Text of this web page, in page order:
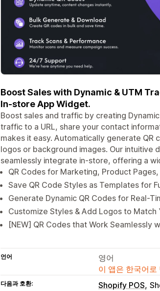
Boost Sales with Dynamic & UTM
In-store App Widget.
Boost sales and traffic by creating
traffic to a URL, share your contact
makes it easy. Automatically generate
logos or background images. Our intuitive
seamlessly integrate in-store, offering a
QR Codes for Marketing, Product
Save QR Code Styles as Templates for
Generate Dynamic QR Codes for Real-
Customize Styles & Add Logos to Match
[NEW] QR Codes that Work Seamlessly
언어
영어
이 앱은 한국어
다음과 호환: Shopify POS